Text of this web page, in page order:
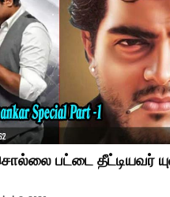
பட்டை தீட்டியவர்